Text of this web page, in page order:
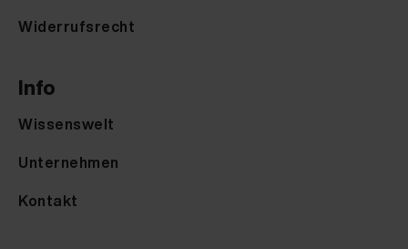
Widerrufsrecht
Info
Wissenswelt
Unternehmen
Kontakt